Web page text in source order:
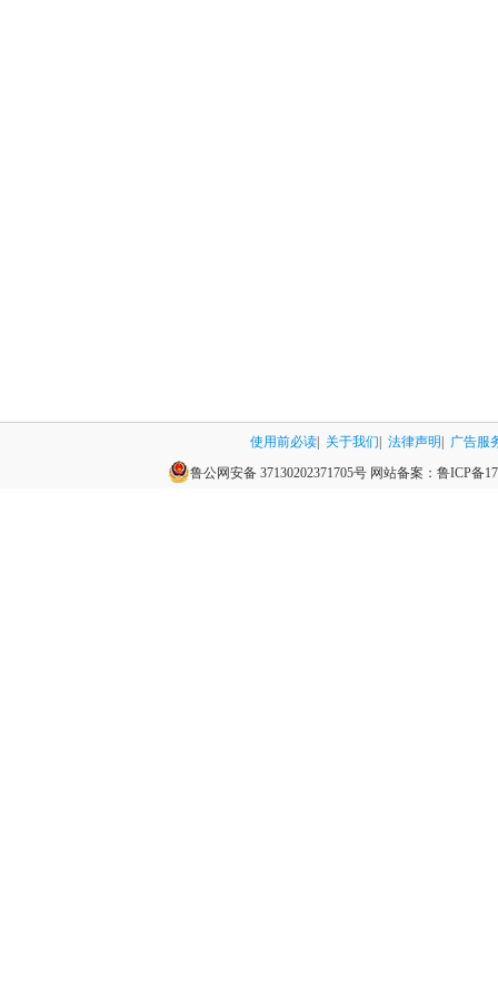
使用前必读 关于我们 法律声明
广告服
鲁公网安备 37130202371705号网站备案： 鲁ICP备